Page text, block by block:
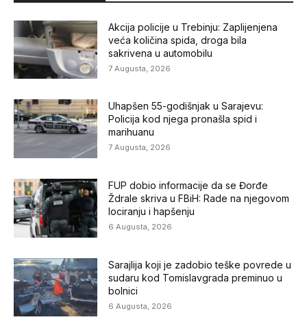
Akcija policije u Trebinju: Zaplijenjena
veća količina spida, droga bila
sakrivena u automobilu
7 Augusta, 2026
Uhapšen 55-godišnjak u Sarajevu:
Policija kod njega pronašla spid i
marihuanu
7 Augusta, 2026
FUP dobio informacije da se Đorđe
Ždrale skriva u FBiH: Rade na njegovom
lociranju i hapšenju
6 Augusta, 2026
Sarajlija koji je zadobio teške povrede u
sudaru kod Tomislavgrada preminuo u
bolnici
6 Augusta, 2026